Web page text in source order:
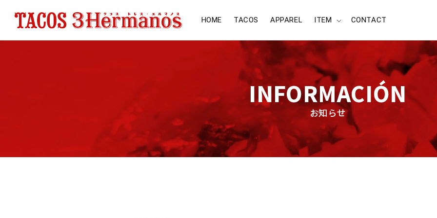
directamente
al contenido
HOME TACOS APPAREL ITEM CONTACT
INFORMACIÓN
お知らせ